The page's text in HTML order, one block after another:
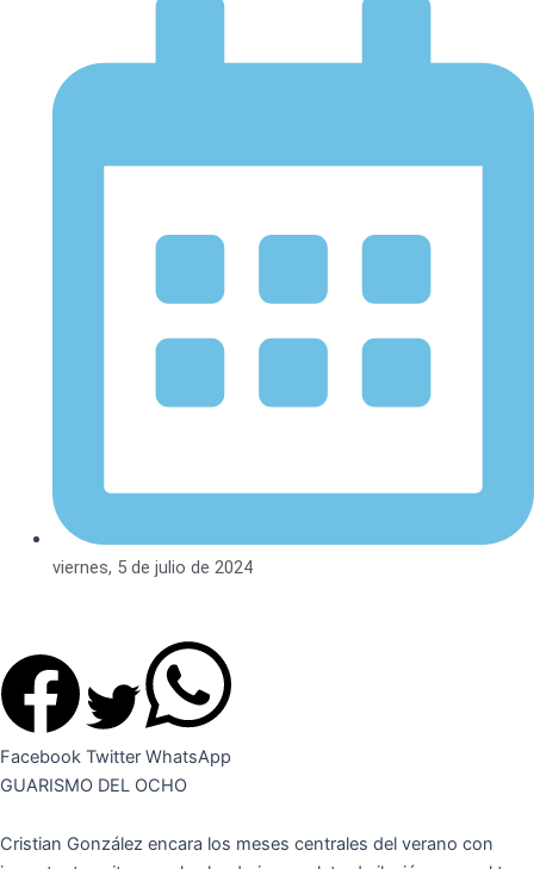
viernes, 5 de julio de 2024
Facebook Twitter WhatsApp
GUARISMO DEL OCHO
Cristian González encara los meses centrales del verano con